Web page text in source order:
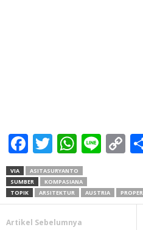
Facebook
TwitterLine
VIA
ASITASURYANTO
SUMBER
KOMPASIANA
TOPIK
ARSITEKTUR AUSTRIA
Artikel Sebelumnya